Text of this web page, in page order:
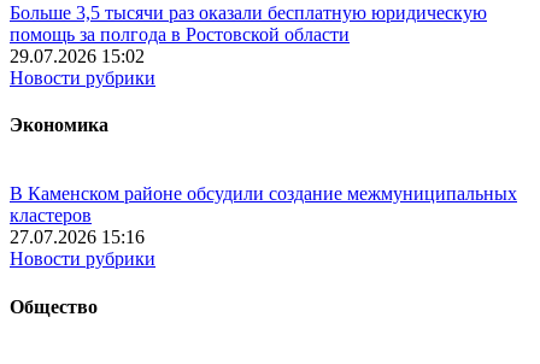
Больше 3,5 тысячи раз оказали бесплатную юридическую
помощь за полгода в Ростовской области
29.07.2026 15:02
Новости рубрики
Экономика
В Каменском районе обсудили создание межмуниципальных
кластеров
27.07.2026 15:16
Новости рубрики
Общество